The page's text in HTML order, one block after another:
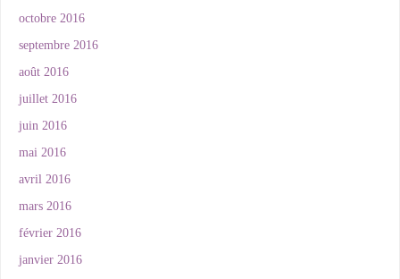
octobre 2016
septembre 2016
août 2016
juillet 2016
juin 2016
mai 2016
avril 2016
mars 2016
février 2016
janvier 2016